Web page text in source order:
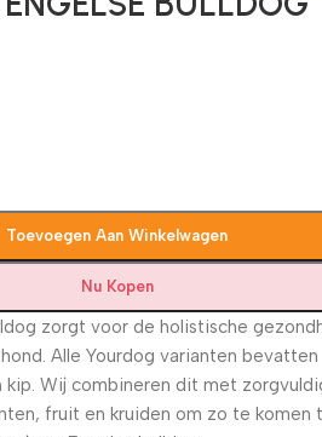
Toevoegen Aan Winkelwagen
Nu Kopen
zorgt voor de holistische
Alle Yourdog varianten bevatten
kip. Wij combineren dit met
fruit en kruiden om zo te komen